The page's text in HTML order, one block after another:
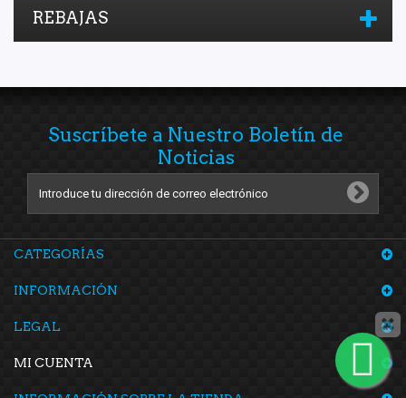
REBAJAS
Suscríbete a Nuestro Boletín de
Noticias
CATEGORÍAS
INFORMACIÓN
LEGAL
MI CUENTA